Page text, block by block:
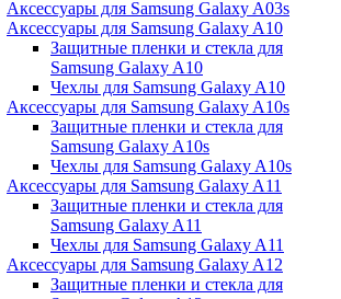
Аксессуары для Samsung Galaxy A03s
Аксессуары для Samsung Galaxy A10
Защитные пленки и стекла для
Samsung Galaxy A10
Чехлы для Samsung Galaxy A10
Аксессуары для Samsung Galaxy A10s
Защитные пленки и стекла для
Samsung Galaxy A10s
Чехлы для Samsung Galaxy A10s
Аксессуары для Samsung Galaxy A11
Защитные пленки и стекла для
Samsung Galaxy A11
Чехлы для Samsung Galaxy A11
Аксессуары для Samsung Galaxy A12
Защитные пленки и стекла для